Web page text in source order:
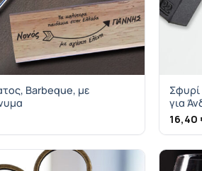
Barbeque, με
για
16,40